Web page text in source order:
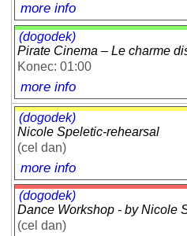
more info
(dogodek)
Pirate Cinema – Le charme
Konec: 01:00
more info
(dogodek)
Nicole Speletic-rehearsal
(cel dan)
more info
(dogodek)
Dance Workshop - by Nicole
(cel dan)